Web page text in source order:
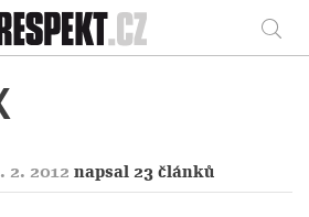
Respekt
2. 2012 napsal 23 článků